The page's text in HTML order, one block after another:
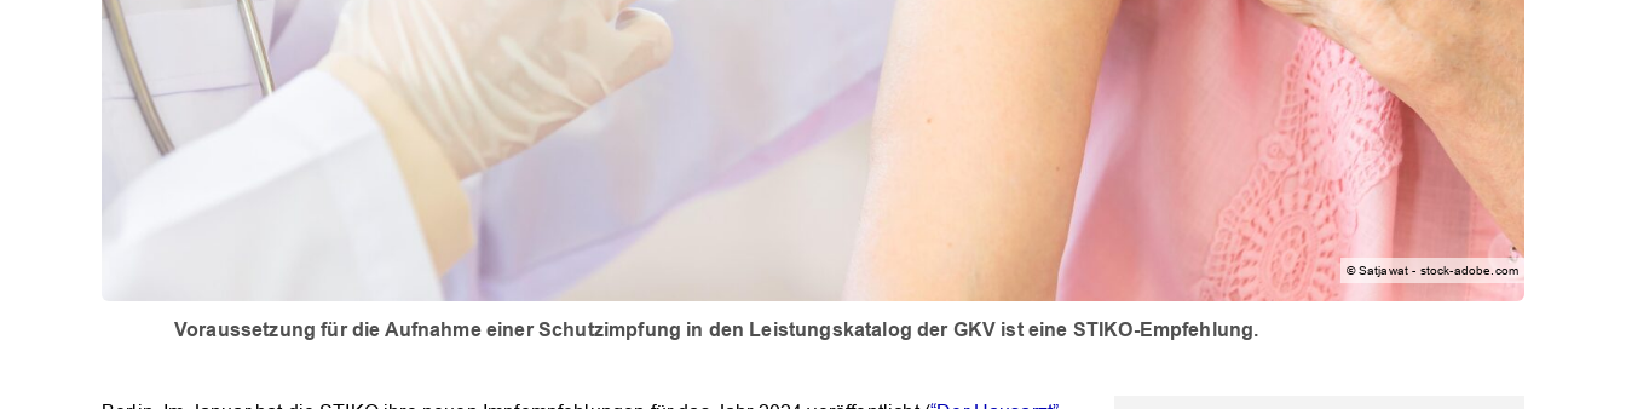
© Satjawat - stock-adobe.com
Voraussetzung für die Aufnahme einer Schutzimpfung in den Leistungskatalog der GKV ist eine STIKO-Empfehlung.